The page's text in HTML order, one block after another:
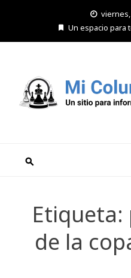
Un espacio para
Etiqueta:
de la